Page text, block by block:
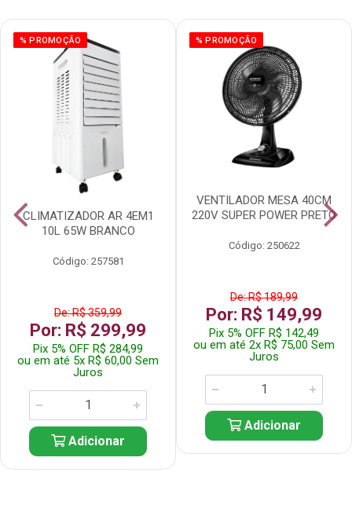
% PROMOÇÃO
CLIMATIZADOR AR 4EM1
10L 65W BRANCO
Código: 257581
De: R$ 359,99
Por: R$ 299,99
Pix 5% OFF R$ 284,99
ou em até 5x R$ 60,00 Sem
Juros
Adicionar
% PROMOÇÃO
VENTILADOR MESA 40CM
220V SUPER POWER PRETO
Código: 250622
De: R$ 189,99
Por: R$ 149,99
Pix 5% OFF R$ 142,49
ou em até 2x R$ 75,00 Sem
Juros
Adicionar